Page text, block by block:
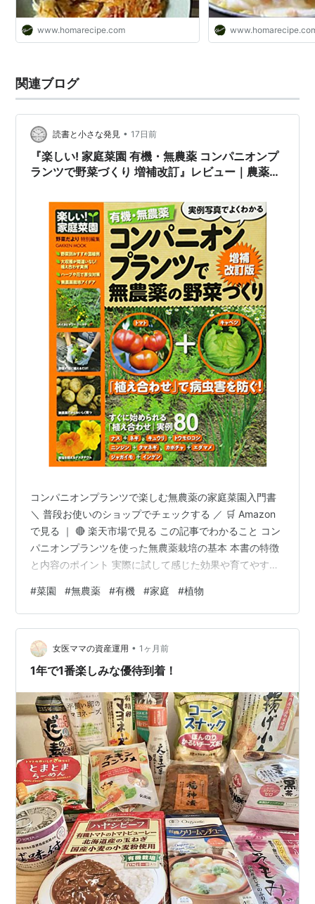
www.homarecipe.com
関連ブログ
読書と小さな発見 • 17日前
『楽しい! 家庭菜園 有機・無農薬 コンパニオンプ
ランツで野菜づくり 増補改訂』レビュー｜農薬に
コンパニオンプランツで楽しむ無農薬の家庭菜園入門書
＼ 普段お使いのショップでチェックする ／ 🛒 Amazon
で見る ｜ 🔴 楽天市場で見る この記事でわかること コン
パニオンプランツを使った無農薬栽培の基本 本書の特徴
と内容のポイント 実際に試して感じた効果や育てやすさ
か 商品概要｜コンパニオンプランツで無農薬栽培を楽し
む家庭菜園本 『楽しい! 家庭菜園 有機・無農薬 コンパニ
オンプランツで無農薬の野菜づくり 増補改訂』は、 農薬
に頼らず、植物同士の相性を活かして育てる「コンパニ
オンプランツ栽培」を中心に解説した家庭菜園本です。
#菜園 #無農薬 #有機 #家庭 #植物
女医ママの資産運用 • 1ヶ月前
1年で1番楽しみな優待到着！